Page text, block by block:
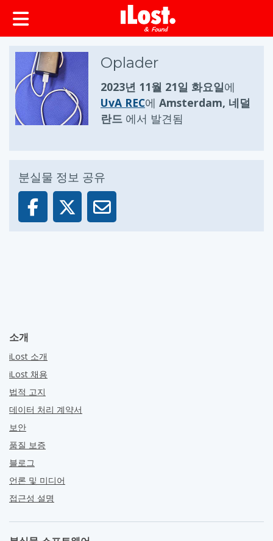
Oplader
2023년 11월 21일 화요일에
UvA REC에 Amsterdam, 네덜
란드 에서 발견됨
분실물 정보 공유
소개
iLost 소개
iLost 채용
법적 고지
데이터 처리 계약서
보안
품질 보증
블로그
언론 및 미디어
접근성 설명